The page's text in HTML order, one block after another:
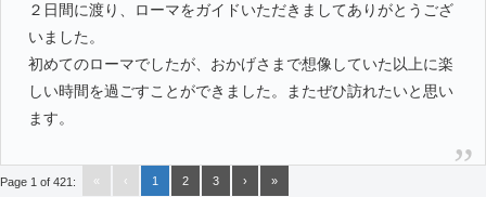
２日間に渡り、ローマをガイドいただきましてありがとうござ
いました。
初めてのローマでしたが、おかげさまで想像していた以上に楽
しい時間を過ごすことができました。またぜひ訪れたいと思い
ます。
Page 1 of 421: « ‹ 1 2 3 › »